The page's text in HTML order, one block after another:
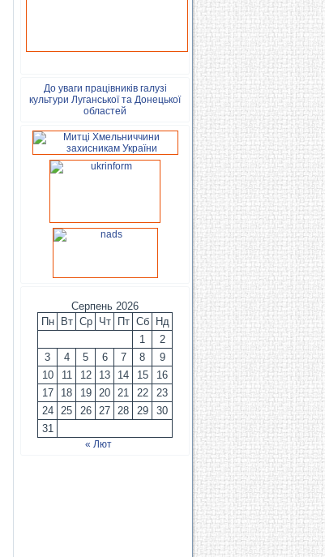
До уваги працівників галузі
культури Луганської та Донецької
областей
Серпень 2026
Пн
Вт Ср Чт Пт Сб
Нд
1
2
3
4 5 6 7 8
9
10
11 12 13 14 15
16
17
18 19 20 21 22
23
24
25 26 27 28 29
30
31
« Лют